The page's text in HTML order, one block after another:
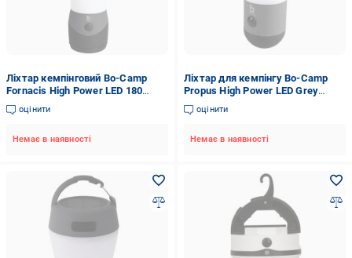
Ліхтар кемпінговий Bo-Camp
Fornacis High Power LED 180
Lumen Black/Anthracite
(5818880)
оцінити
Немає в наявності
Ліхтар для кемпінгу Bo-Camp
Propus High Power LED Grey
(5818870) 120 Lm 7040 сірий
5818870
оцінити
Немає в наявності